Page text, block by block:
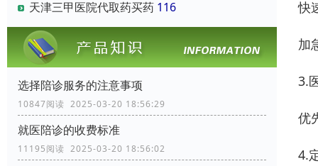
天津三甲医院代取药买药 116
选择陪诊服务的注意事项
10847阅读 2025-03-20 18:56:29
就医陪诊的收费标准
11195阅读 2025-03-20 18:56:02
快
加
3.
优
4.